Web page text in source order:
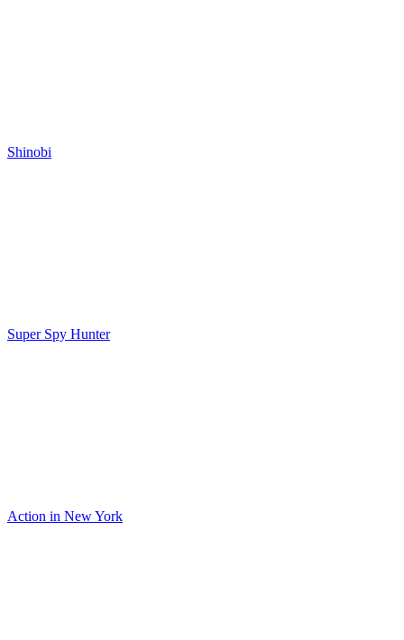
Shinobi
Super Spy Hunter
Action in New York